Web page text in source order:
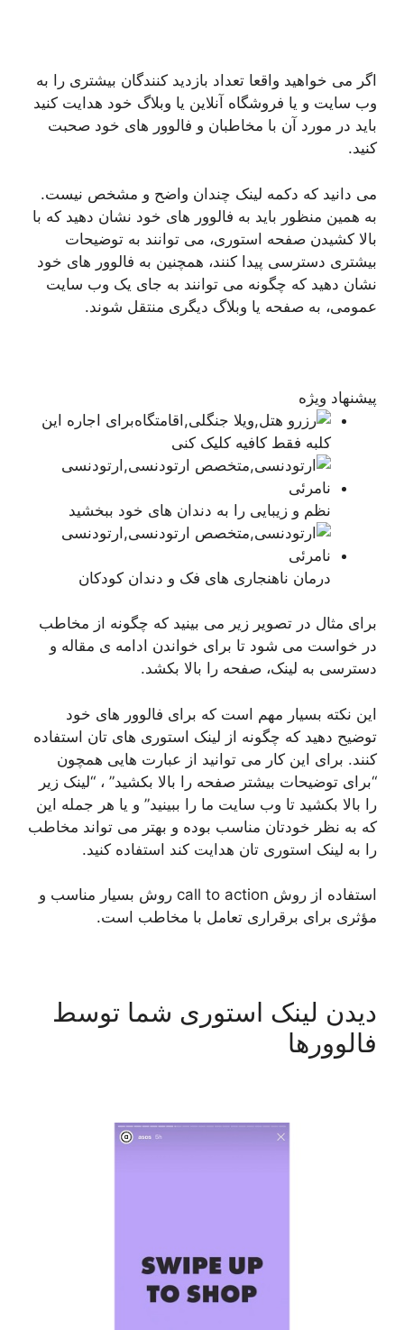
اگر می خواهید واقعا تعداد بازدید کنندگان بیشتری را به
وب سایت و یا فروشگاه آنلاین یا وبلاگ خود هدایت کنید
باید در مورد آن با مخاطبان و فالوور های خود صحبت
کنید.
می دانید که دکمه لینک چندان واضح و مشخص نیست.
به همین منظور باید به فالوور های خود نشان دهید که با
بالا کشیدن صفحه استوری، می توانند به توضیحات
بیشتری دسترسی پیدا کنند، همچنین به فالوور های خود
نشان دهید که چگونه می توانند به جای یک وب سایت
عمومی، به صفحه یا وبلاگ دیگری منتقل شوند.
پیشنهاد ویژه
برای اجاره این
کلبه فقط کافیه کلیک کنی
نظم و زیبایی را به دندان های خود ببخشید
درمان ناهنجاری های فک و دندان کودکان
برای مثال در تصویر زیر می بینید که چگونه از مخاطب
در خواست می شود تا برای خواندن ادامه ی مقاله و
دسترسی به لینک، صفحه را بالا بکشد.
این نکته بسیار مهم است که برای فالوور های خود
توضیح دهید که چگونه از لینک استوری های تان استفاده
کنند. برای این کار می توانید از عبارت هایی همچون
“برای توضیحات بیشتر صفحه را بالا بکشید” ، “لینک زیر
را بالا بکشید تا وب سایت ما را ببینید” و یا هر جمله این
که به نظر خودتان مناسب بوده و بهتر می تواند مخاطب
را به لینک استوری تان هدایت کند استفاده کنید.
استفاده از روش call to action روش بسیار مناسب و
مؤثری برای برقراری تعامل با مخاطب است.
دیدن لینک استوری شما توسط
فالوورها